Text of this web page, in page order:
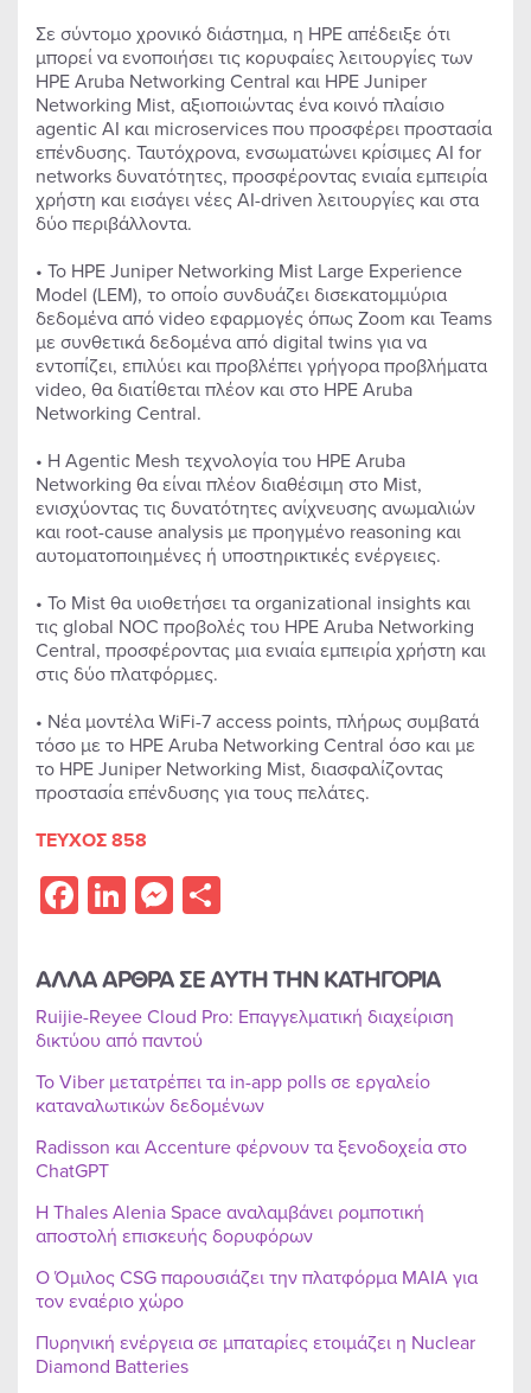
Σε σύντομο χρονικό διάστημα, η HPE απέδειξε ότι
μπορεί να ενοποιήσει τις κορυφαίες λειτουργίες των
HPE Aruba Networking Central και HPE Juniper
Networking Mist, αξιοποιώντας ένα κοινό πλαίσιο
agentic AI και microservices που προσφέρει προστασία
επένδυσης. Ταυτόχρονα, ενσωματώνει κρίσιμες AI for
networks δυνατότητες, προσφέροντας ενιαία εμπειρία
χρήστη και εισάγει νέες AI-driven λειτουργίες και στα
δύο περιβάλλοντα.
• Το HPE Juniper Networking Mist Large Experience
Model (LEM), το οποίο συνδυάζει δισεκατομμύρια
δεδομένα από video εφαρμογές όπως Zoom και Teams
με συνθετικά δεδομένα από digital twins για να
εντοπίζει, επιλύει και προβλέπει γρήγορα προβλήματα
video, θα διατίθεται πλέον και στο HPE Aruba
Networking Central.
• Η Agentic Mesh τεχνολογία του HPE Aruba
Networking θα είναι πλέον διαθέσιμη στο Mist,
ενισχύοντας τις δυνατότητες ανίχνευσης ανωμαλιών
και root-cause analysis με προηγμένο reasoning και
αυτοματοποιημένες ή υποστηρικτικές ενέργειες.
• Το Mist θα υιοθετήσει τα organizational insights και
τις global NOC προβολές του HPE Aruba Networking
Central, προσφέροντας μια ενιαία εμπειρία χρήστη και
στις δύο πλατφόρμες.
• Νέα μοντέλα WiFi-7 access points, πλήρως συμβατά
τόσο με το HPE Aruba Networking Central όσο και με
το HPE Juniper Networking Mist, διασφαλίζοντας
προστασία επένδυσης για τους πελάτες.
ΤΕΥΧΟΣ 858
Facebook
LinkedIn
Messenger
ΑΛΛΑ ΑΡΘΡΑ ΣΕ ΑΥΤΗ ΤΗΝ ΚΑΤΗΓΟΡΙΑ
Ruijie-Reyee Cloud Pro: Επαγγελματική διαχείριση
δικτύου από παντού
Το Viber μετατρέπει τα in-app polls σε εργαλείο
καταναλωτικών δεδομένων
Radisson και Accenture φέρνουν τα ξενοδοχεία στο
ChatGPT
Η Thales Alenia Space αναλαμβάνει ρομποτική
αποστολή επισκευής δορυφόρων
Ο Όμιλος CSG παρουσιάζει την πλατφόρμα MAIA για
τον εναέριο χώρο
Πυρηνική ενέργεια σε μπαταρίες ετοιμάζει η Nuclear
Diamond Batteries